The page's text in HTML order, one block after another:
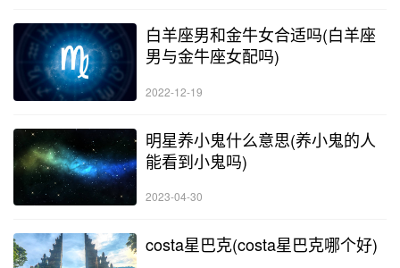
白羊座男和金牛女合适吗(白羊座
男与金牛座女配吗)
2022-12-19
明星养小鬼什么意思(养小鬼的人
能看到小鬼吗)
2023-04-30
costa星巴克(costa星巴克哪个好)